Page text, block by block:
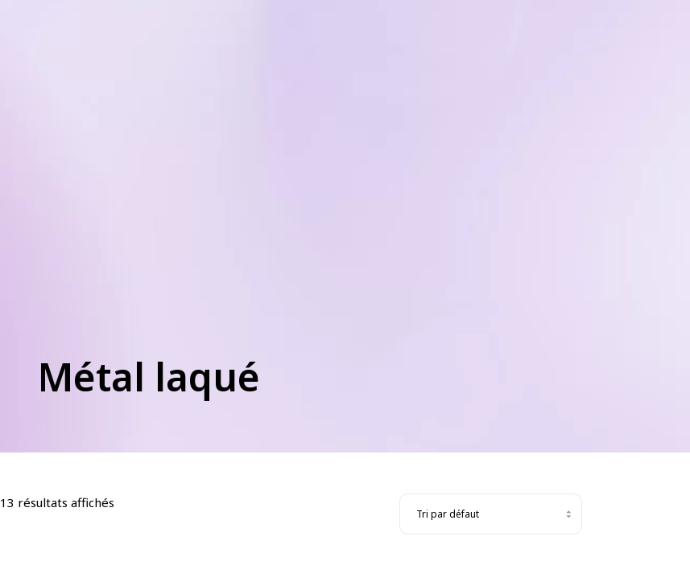
Métal laqué
13 résultats affichés